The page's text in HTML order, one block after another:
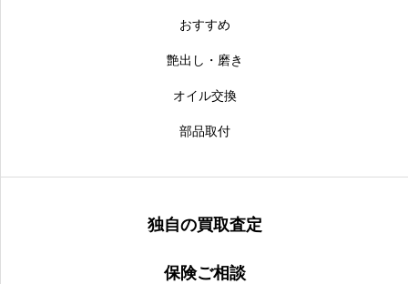
おすすめ
艶出し・磨き
オイル交換
部品取付
独自の買取査定
保険ご相談